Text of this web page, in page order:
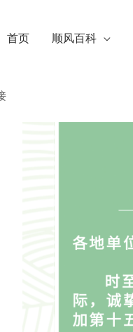
首页 顺风百科